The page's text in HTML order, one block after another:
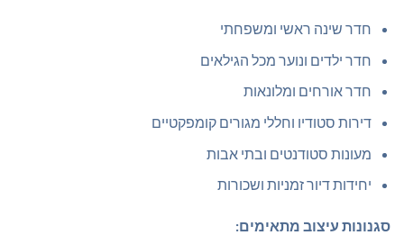
חדר שינה ראשי ומשפחתי
חדר ילדים ונוער מכל הגילאים
חדר אורחים ומלונאות
דירות סטודיו וחללי מגורים קומפקטיים
מעונות סטודנטים ובתי אבות
יחידות דיור זמניות ושכורות
סגנונות עיצוב מתאימים: